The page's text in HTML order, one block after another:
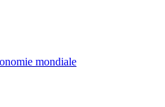
mondiale